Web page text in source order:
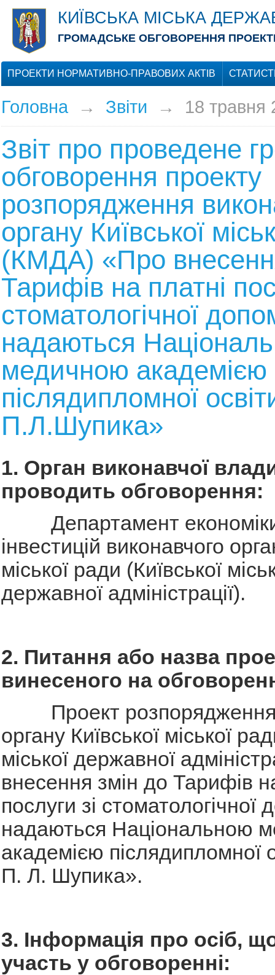
КИЇВСЬКА МІСЬКА
ГРОМАДСЬКЕ ОБГОВОРЕННЯ
ПРОЕКТИ НОРМАТИВНО-ПРАВОВИХ АКТІВ
Головна→ Звіти → 18 травня
Звіт про проведене
обговорення проекту
розпорядження
органу Київської
(КМДА) «Про
Тарифів на платні
стоматологічної
надаються
медичною академією
післядипломної
П.Л.Шупика»
1. Орган виконавчої
проводить обговорення:
Департамент
інвестицій виконавчого
міської ради (Київської
державної адміністрації).
2. Питання або назва
винесеного на
Проект розпорядження
органу Київської міської
міської державної
внесення змін до Тарифів
послуги зі стоматологічної
надаються Національною
академією післядипломної
П. Л. Шупика».
3. Інформація про осіб,
участь у обговоренні: